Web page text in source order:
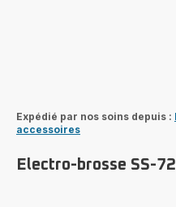
Expédié par nos soins depuis :
accessoires
Electro-brosse SS-